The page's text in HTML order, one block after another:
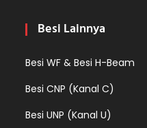
Besi Lainnya
Besi WF & Besi H-Beam
Besi CNP (Kanal C)
Besi UNP (Kanal U)